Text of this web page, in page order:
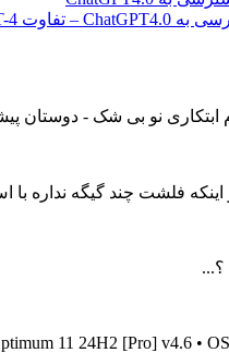
ابتکاری نو بی شک - دوستان
فلشت چند گیگه نداره با
؟...
11 24H2 [Pro] v4.6 •